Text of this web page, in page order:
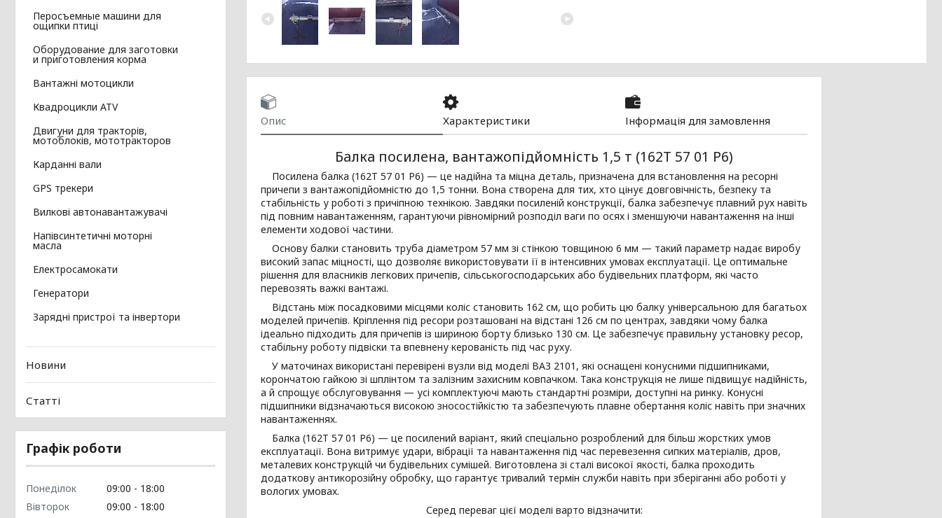
Опис Характеристики Інформація для замовлення
Балка посилена, вантажопідйомність 1,5 т (162Т 57 01 Р6)
Посилена балка (162Т 57 01 Р6) — це надійна та міцна деталь, призначена для встановлення на ресорні
причепи з вантажопідйомністю до 1,5 тонни. Вона створена для тих, хто цінує довговічність, безпеку та
стабільність у роботі з причіпною технікою. Завдяки посиленій конструкції, балка забезпечує плавний рух навіть
під повним навантаженням, гарантуючи рівномірний розподіл ваги по осях і зменшуючи навантаження на інші
елементи ходової частини.
Основу балки становить труба діаметром 57 мм зі стінкою товщиною 6 мм — такий параметр надає виробу
високий запас міцності, що дозволяє використовувати її в інтенсивних умовах експлуатації. Це оптимальне
рішення для власників легкових причепів, сільськогосподарських або будівельних платформ, які часто
перевозять важкі вантажі.
Відстань між посадковими місцями коліс становить 162 см, що робить цю балку універсальною для багатьох
моделей причепів. Кріплення під ресори розташовані на відстані 126 см по центрах, завдяки чому балка
ідеально підходить для причепів із шириною борту близько 130 см. Це забезпечує правильну установку ресор,
стабільну роботу підвіски та впевнену керованість під час руху.
У маточинах використані перевірені вузли від моделі ВАЗ 2101, які оснащені конусними підшипниками,
корончатою гайкою зі шплінтом та залізним захисним ковпачком. Така конструкція не лише підвищує надійність,
а й спрощує обслуговування — усі комплектуючі мають стандартні розміри, доступні на ринку. Конусні
підшипники відзначаються високою зносостійкістю та забезпечують плавне обертання коліс навіть при значних
навантаженнях.
Балка (162Т 57 01 Р6) — це посилений варіант, який спеціально розроблений для більш жорстких умов
експлуатації. Вона витримує удари, вібрації та навантаження під час перевезення сипких матеріалів, дров,
металевих конструкцій чи будівельних сумішей. Виготовлена зі сталі високої якості, балка проходить
додаткову антикорозійну обробку, що гарантує тривалий термін служби навіть при зберіганні або роботі у
вологих умовах.
Серед переваг цієї моделі варто відзначити:
Перосъемные машини для
ощипки птиці
Оборудование для заготовки
и приготовления корма
Вантажні мотоцикли
Квадроцикли ATV
Двигуни для тракторів,
мотоблоків, мототракторов
Карданні вали
GPS трекери
Вилкові автонавантажувачі
Напівсинтетичні моторні
масла
Електросамокати
Генератори
Зарядні пристрої та інвертори
Новини
Статті
Графік роботи
Понеділок 09:00
18:00
Вівторок
09:00
18:00